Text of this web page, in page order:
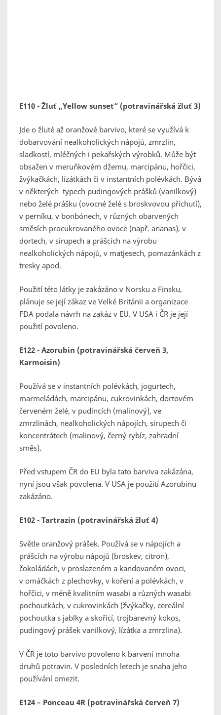
E110 - Žluť „Yellow sunset“ (potravinářská žluť 3)
Jde o žluté až oranžové barvivo, které se využívá k
dobarvování nealkoholických nápojů, zmrzlin,
sladkostí, mléčných i pekařských výrobků. Může být
obsažen v meruňkovém džemu, marcipánu, hořčici,
žvýkačkách, lízátkách či v instantních polévkách. Bývá
v některých typech pudingových prášků (vanilkový)
nebo želé prášku (ovocné želé s broskvovou příchutí),
v perníku, v bonbónech, v různých obarvených
směsích procukrovaného ovoce (např. ananas), v
dortech, v sirupech a prášcích na výrobu
nealkoholických nápojů, v matjesech, pomazánkách z
tresky apod.
Použití této látky je zakázáno v Norsku a Finsku,
plánuje se její zákaz ve Velké Británii a organizace
FDA podala návrh na zakáz v EU. V USA i ČR je její
použití povoleno.
E122 - Azorubin (potravinářská červeň 3,
Karmoisin)
Používá se v instantních polévkách, jogurtech,
marmeládách, marcipánu, cukrovinkách, dortovém
červeném želé, v pudincích (malinový), ve
zmrzlinách, nealkoholických nápojích, sirupech či
koncentrátech (malinový, černý rybíz, zahradní
směs).
Před vstupem ČR do EU byla tato barviva zakázána,
nyní jsou však povolena. V USA je použití Azorubinu
zakázáno.
E102 - Tartrazin (potravinářská žluť 4)
Světle oranžový prášek. Používá se v nápojích a
prášcích na výrobu nápojů (broskev, citron),
čokoládách, v proslazeném a kandovaném ovoci,
v omáčkách z plechovky, v koření a polévkách, v
hořčici, v méně kvalitním wasabi a různých wasabi
pochoutkách, v cukrovinkách (žvýkačky, cereální
pochoutka s jablky a skořicí, trojbarevný kokos,
pudingový prášek vanilkový, lízátka a zmrzlina).
V ČR je toto barvivo povoleno k barvení mnoha
druhů potravin. V posledních letech je snaha jeho
používání omezit.
E124 – Ponceau 4R (potravinářská červeň 7)